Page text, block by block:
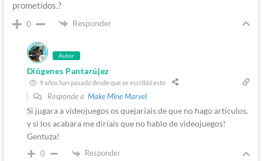
prometidos.?
0 Responder
Autor
Diógenes Pantarújez
9 años han pasado desde que se escribió esto
Responde a Make Mine Marvel
Si jugara a videojuegos os quejaríais de que no hago artículos,
y si los acabara me diríais que no hablo de videojuegos!
Gentuza!
0 Responder